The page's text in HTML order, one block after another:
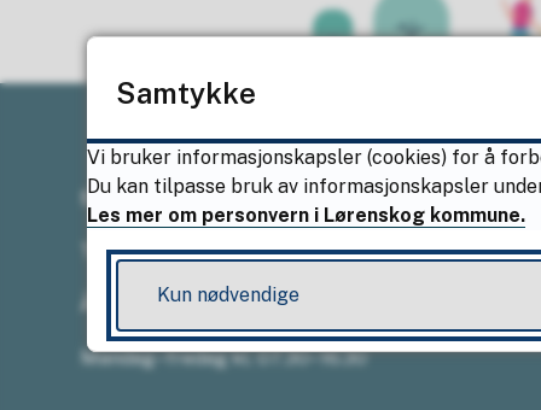
Sentralbordet
Telefon:67 49 50 22
Åpningstider
Mandag–fredag kl. 07.30–16.30
Samtykke
Vi bruker informasjonskapsler (cookies) for å
Du kan tilpasse bruk av informasjonskapsler
Les mer om personvern i Lørenskog kommune.
Kun nødvendige